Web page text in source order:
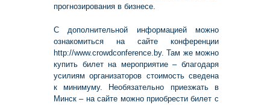
прогнозирования в бизнесе.
С дополнительной информацией можно
ознакомиться на сайте конференции
http://www.crowdconference.by. Там же можно
купить билет на мероприятие – благодаря
усилиям организаторов стоимость сведена
к минимуму. Необязательно приезжать в
Минск – на сайте можно приобрести билет с